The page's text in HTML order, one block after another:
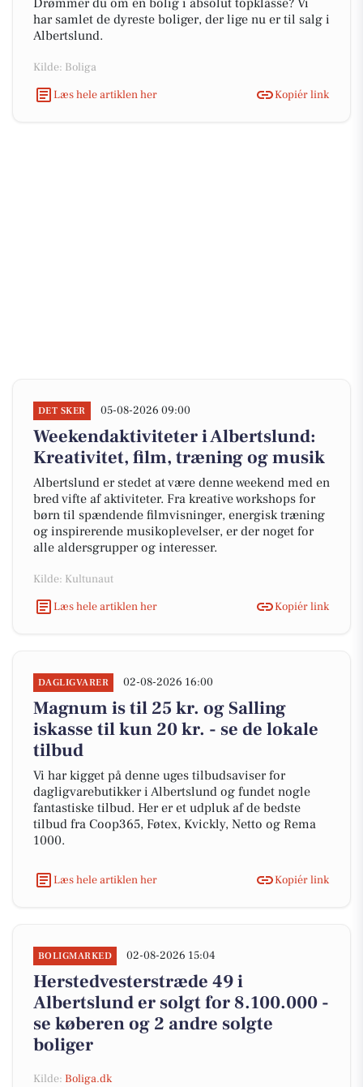
Drømmer du om en bolig i absolut topklasse? Vi
har samlet de dyreste boliger, der lige nu er til salg i
Albertslund.
Kilde: Boliga
Læs hele artiklen her
Kopiér link
DET SKER 05-08-2026 09:00
Weekendaktiviteter i Albertslund:
Kreativitet, film, træning og musik
Albertslund er stedet at være denne weekend med en
bred vifte af aktiviteter. Fra kreative workshops for
børn til spændende filmvisninger, energisk træning
og inspirerende musikoplevelser, er der noget for
alle aldersgrupper og interesser.
Kilde: Kultunaut
Læs hele artiklen her
Kopiér link
DAGLIGVARER 02-08-2026 16:00
Magnum is til 25 kr. og Salling
iskasse til kun 20 kr. - se de lokale
tilbud
Vi har kigget på denne uges tilbudsaviser for
dagligvarebutikker i Albertslund og fundet nogle
fantastiske tilbud. Her er et udpluk af de bedste
tilbud fra Coop365, Føtex, Kvickly, Netto og Rema
1000.
Læs hele artiklen her Kopiér link
BOLIGMARKED 02-08-2026 15:04
Herstedvesterstræde 49 i
Albertslund er solgt for 8.100.000 -
se køberen og 2 andre solgte
boliger
Kilde: Boliga.dk